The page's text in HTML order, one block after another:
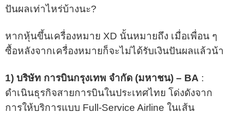
ปันผลเท่าไหร่บ้างนะ?
หากหุ้นขึ้นเครื่องหมาย XD นั้นหมายถึง เมื่อเพื่อน ๆ
ซื้อหลังจากเครื่องหมายก็จะไม่ได้รับเงินปันผลแล้วน้า
1) บริษัท การบินกรุงเทพ จำกัด (มหาชน) – BA :
ดำเนินธุรกิจสายการบินในประเทศไทย โด่งดังจาก
การให้บริการแบบ Full-Service Airline ในเส้น